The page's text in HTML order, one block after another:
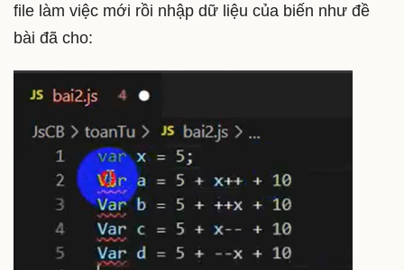
file làm việc mới rồi nhập dữ liệu của biến như đề
bài đã cho: